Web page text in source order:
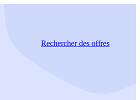
Rechercherdes offres